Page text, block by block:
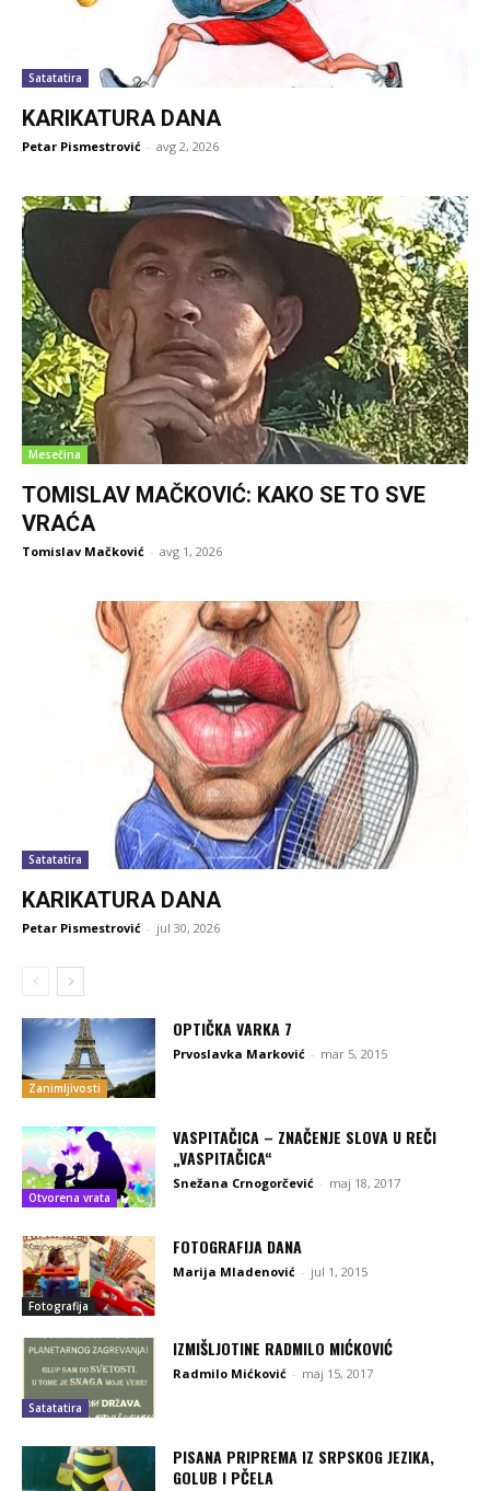
Satatatira
KARIKATURA DANA
Petar Pismestrović - avg 2, 2026
Mesečina
TOMISLAV MAČKOVIĆ: KAKO SE TO SVE
VRAĆA
Tomislav Mačković - avg 1, 2026
Satatatira
KARIKATURA DANA
Petar Pismestrović - jul 30, 2026
Zanimljivosti
OPTIČKA VARKA 7
Prvoslavka Marković - mar 5, 2015
Otvorena vrata
VASPITAČICA – ZNAČENJE SLOVA U REČI
„VASPITAČICA“
Snežana Crnogorčević - maj 18, 2017
Fotografija
FOTOGRAFIJA DANA
Marija Mladenović - jul 1, 2015
Satatatira
IZMIŠLJOTINE RADMILO MIĆKOVIĆ
Radmilo Mićković - maj 15, 2017
PISANA PRIPREMA IZ SRPSKOG JEZIKA,
GOLUB I PČELA